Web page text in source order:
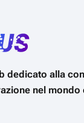
dedicato alla
nel mondo